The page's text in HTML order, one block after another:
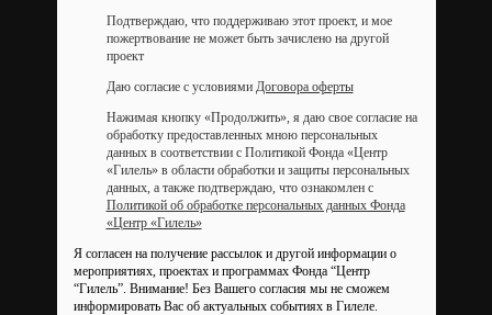
Подтверждаю, что поддерживаю этот проект, и мое
пожертвование не может быть зачислено на другой
проект
Даю согласие с условиями Договора оферты
Нажимая кнопку «Продолжить», я даю свое согласие на
обработку предоставленных мною персональных
данных в соответствии с Политикой Фонда «Центр
«Гилель» в области обработки и защиты персональных
данных, а также подтверждаю, что ознакомлен с
Политикой об обработке персональных данных Фонда
«Центр «Гилель»
Я согласен на получение рассылок и другой информации о
мероприятиях, проектах и программах Фонда “Центр
“Гилель”. Внимание! Без Вашего согласия мы не сможем
информировать Вас об актуальных событиях в Гилеле.